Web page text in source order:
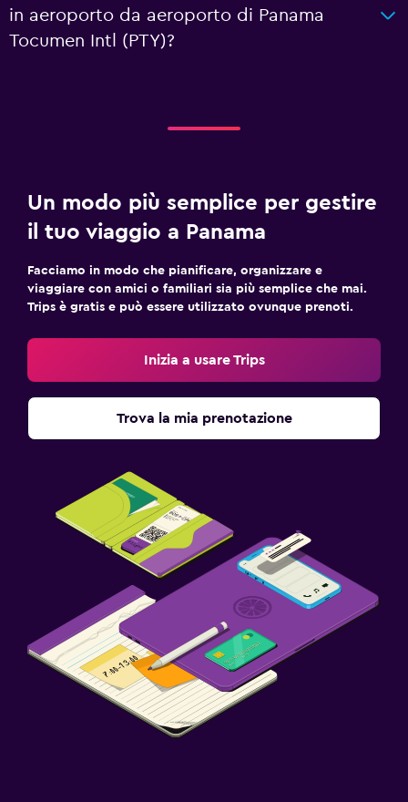
in aeroporto da aeroporto di Panama
Tocumen Intl (PTY)?
Un modo più semplice per gestire
il tuo viaggio a Panama
Facciamo in modo che pianificare, organizzare e
viaggiare con amici o familiari sia più semplice che mai.
Trips è gratis e può essere utilizzato ovunque prenoti.
Inizia a usare Trips
Trova la mia prenotazione